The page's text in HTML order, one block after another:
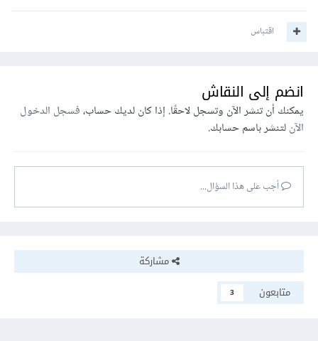
اقتباس
انضم إلى النقاش
يمكنك أن تنشر الآن وتسجل لاحقًا. إذا كان لديك حساب،فسجل الدخول
الآنلتنشر باسم حسابك.
أجب على هذا السؤال...
مشاركة
متابعون
3